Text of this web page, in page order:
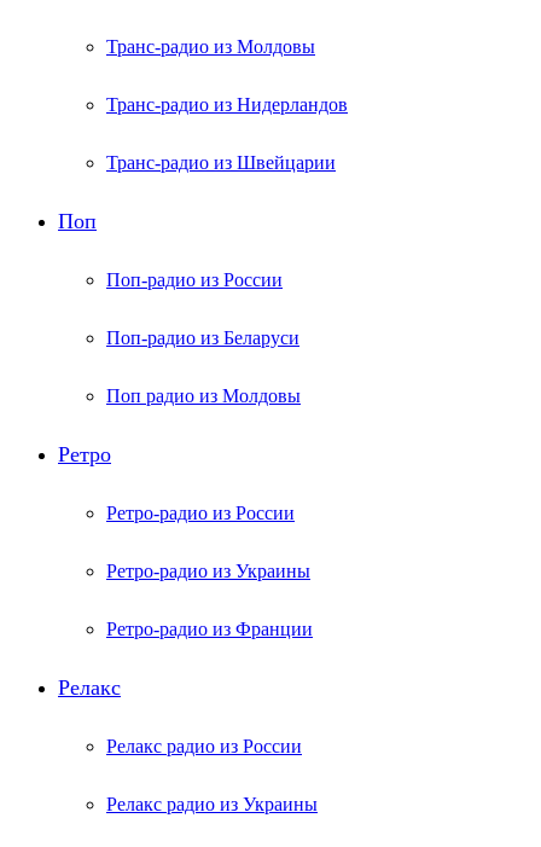
Транс-радио из Молдовы
Транс-радио из Нидерландов
Транс-радио из Швейцарии
Поп
Поп-радио из России
Поп-радио из Беларуси
Поп радио из Молдовы
Ретро
Ретро-радио из России
Ретро-радио из Украины
Ретро-радио из Франции
Релакс
Релакс радио из России
Релакс радио из Украины